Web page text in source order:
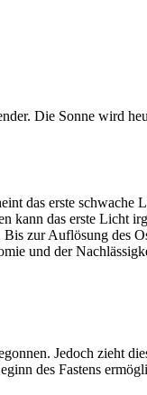
Die Sonne wird
das erste schwache
kann das erste Licht
Bis zur Auflösung des
und der
Jedoch zieht
des Fastens